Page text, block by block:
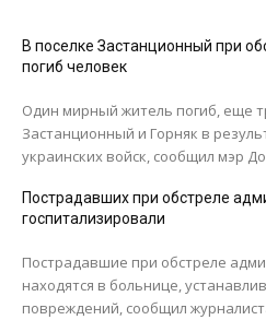
В поселке Застанционный при
погиб человек
Один мирный житель погиб, еще
Застанционный и Горняк в
украинских войск, сообщил мэр
Пострадавших при обстреле
госпитализировали
Пострадавшие при обстреле
находятся в больнице,
повреждений, сообщил